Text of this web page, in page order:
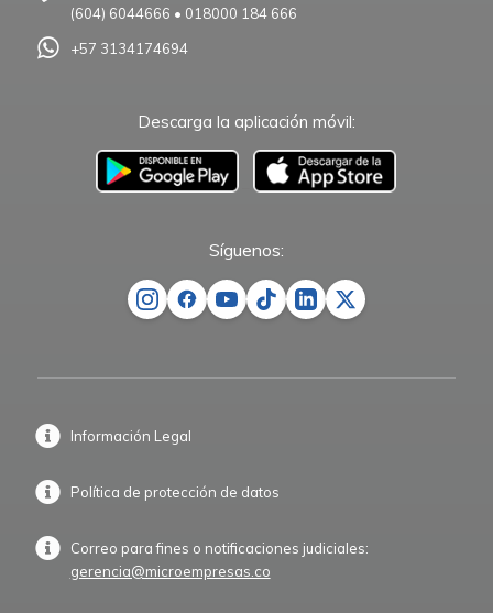
(604) 6044666 • 018000 184 666
+57 3134174694
Descarga la aplicación móvil:
–
Síguenos:
Información Legal
Política de protección de datos
Correo para fines o notificaciones judiciales:
gerencia@microempresas.co